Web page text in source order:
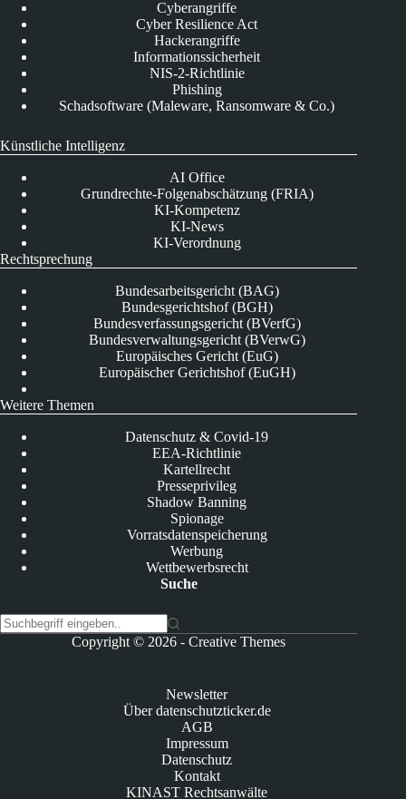
Cyberangriffe
Cyber Resilience Act
Hackerangriffe
Informationssicherheit
NIS-2-Richtlinie
Phishing
Schadsoftware (Maleware, Ransomware & Co.)
Künstliche Intelligenz
AI Office
Grundrechte-Folgenabschätzung (FRIA)
KI-Kompetenz
KI-News
KI-Verordnung
Rechtsprechung
Bundesarbeitsgericht (BAG)
Bundesgerichtshof (BGH)
Bundesverfassungsgericht (BVerfG)
Bundesverwaltungsgericht (BVerwG)
Europäisches Gericht (EuG)
Europäischer Gerichtshof (EuGH)
Weitere Themen
Datenschutz & Covid-19
EEA-Richtlinie
Kartellrecht
Presseprivileg
Shadow Banning
Spionage
Vorratsdatenspeicherung
Werbung
Wettbewerbsrecht
Suche
Copyright © 2026 -Creative Themes
Newsletter
Über datenschutzticker.de
AGB
Impressum
Datenschutz
Kontakt
KINAST Rechtsanwälte